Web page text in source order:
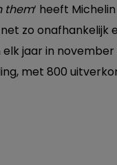
them‘ heeft
zo
jaar in november
met 800